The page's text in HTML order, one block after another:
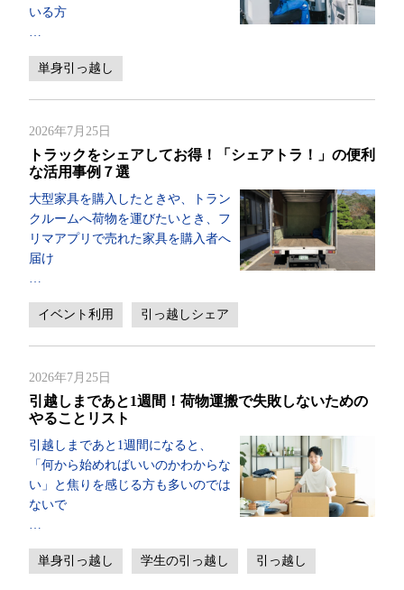
いる方
単身引っ越し
2026年7月25日
トラックをシェアしてお得！「シェアトラ！」の便利
な活用事例７選
大型家具を購入したときや、トラン
クルームへ荷物を運びたいとき、フ
リマアプリで売れた家具を購入者へ
届け
イベント利用 引っ越しシェア
2026年7月25日
引越しまであと1週間！荷物運搬で失敗しないための
やることリスト
引越しまであと1週間になると、
「何から始めればいいのかわからな
い」と焦りを感じる方も多いのでは
ないで
単身引っ越し 学生の引っ越し 引っ越し